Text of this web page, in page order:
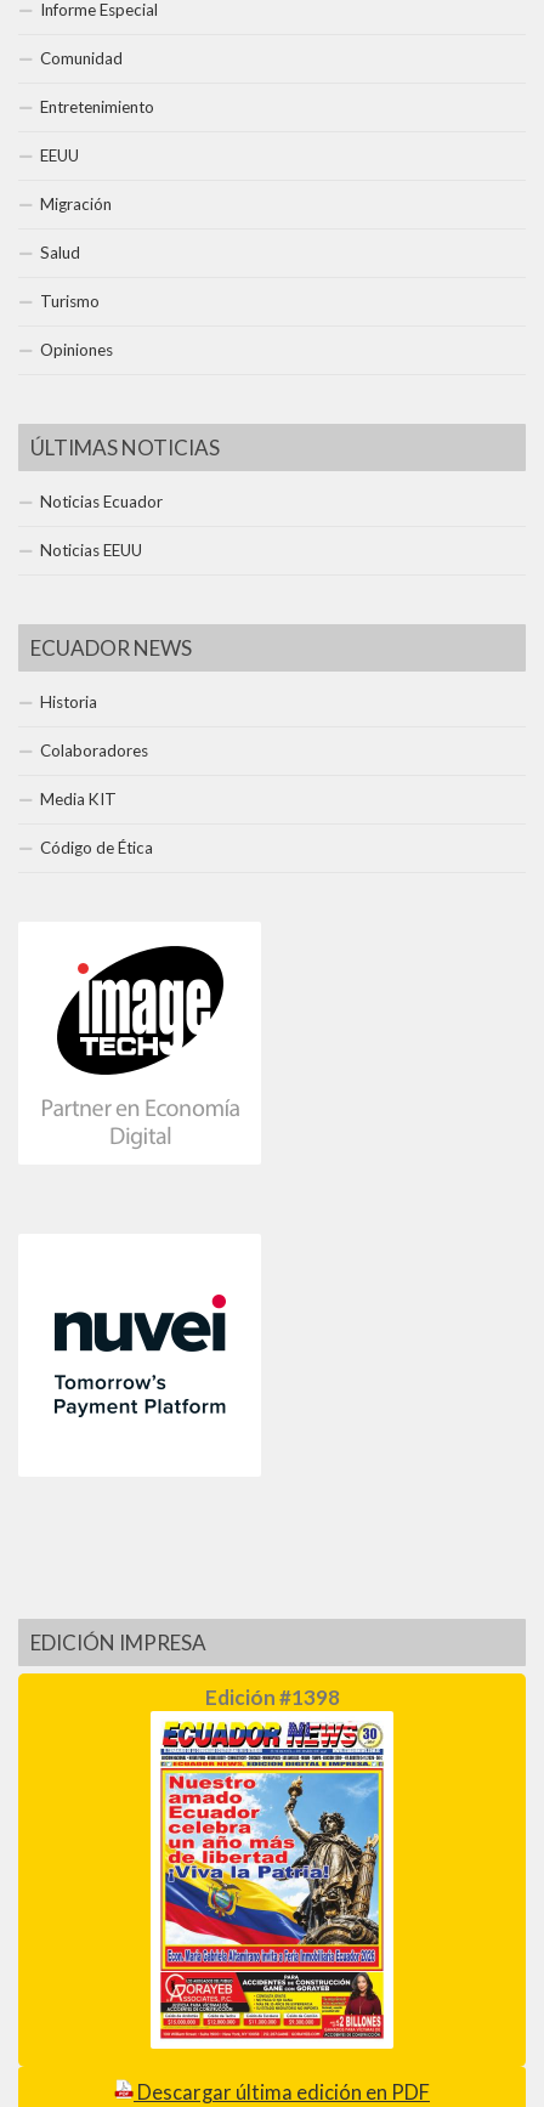
Informe Especial
Comunidad
Entretenimiento
EEUU
Migración
Salud
Turismo
Opiniones
ÚLTIMAS NOTICIAS
Noticias Ecuador
Noticias EEUU
ECUADOR NEWS
Historia
Colaboradores
Media KIT
Código de Ética
EDICIÓN IMPRESA
Edición #1398
Descargar última edición en PDF